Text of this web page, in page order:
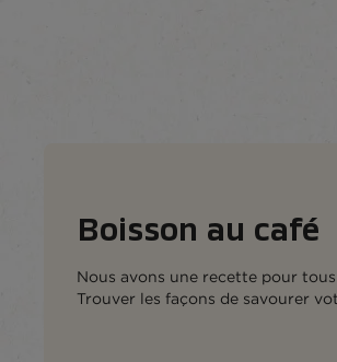
Boisson au café
Nous avons une recette pour
Trouver les façons de savourer